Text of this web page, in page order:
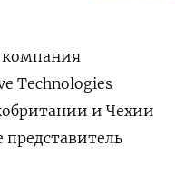
Technologies
и Чехии
представитель